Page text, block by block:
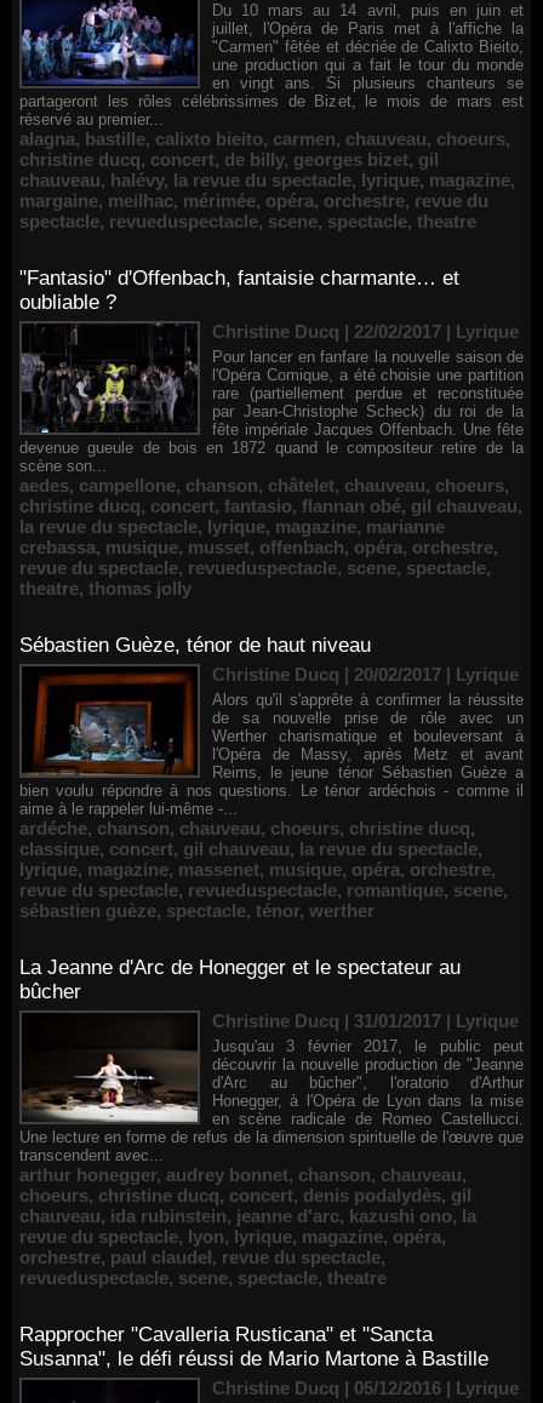
Du 10 mars au 14 avril, puis en juin et
juillet, l'Opéra de Paris met à l'affiche la
"Carmen" fêtée et décriée de Calixto Bieito,
une production qui a fait le tour du monde
en vingt ans. Si plusieurs chanteurs se
partageront les rôles célébrissimes de Bizet, le mois de mars est
réservé au premier...
alagna, bastille, calixto bieito, carmen, chauveau, choeurs,
christine ducq, concert, de billy, georges bizet, gil
chauveau, halévy, la revue du spectacle, lyrique, magazine,
margaine, meilhac, mérimée, opéra, orchestre, revue du
spectacle, revueduspectacle, scene, spectacle, theatre
"Fantasio" d'Offenbach, fantaisie charmante… et
oubliable ?
Christine Ducq | 22/02/2017 | Lyrique
Pour lancer en fanfare la nouvelle saison de
l'Opéra Comique, a été choisie une partition
rare (partiellement perdue et reconstituée
par Jean-Christophe Scheck) du roi de la
fête impériale Jacques Offenbach. Une fête
devenue gueule de bois en 1872 quand le compositeur retire de la
scène son...
aedes, campellone, chanson, châtelet, chauveau, choeurs,
christine ducq, concert, fantasio, flannan obé, gil chauveau,
la revue du spectacle, lyrique, magazine, marianne
crebassa, musique, musset, offenbach, opéra, orchestre,
revue du spectacle, revueduspectacle, scene, spectacle,
theatre, thomas jolly
Sébastien Guèze, ténor de haut niveau
Christine Ducq | 20/02/2017 | Lyrique
Alors qu'il s'apprête à confirmer la réussite
de sa nouvelle prise de rôle avec un
Werther charismatique et bouleversant à
l'Opéra de Massy, après Metz et avant
Reims, le jeune ténor Sébastien Guèze a
bien voulu répondre à nos questions. Le ténor ardéchois - comme il
aime à le rappeler lui-même -...
ardéche, chanson, chauveau, choeurs, christine ducq,
classique, concert, gil chauveau, la revue du spectacle,
lyrique, magazine, massenet, musique, opéra, orchestre,
revue du spectacle, revueduspectacle, romantique, scene,
sébastien guèze, spectacle, ténor, werther
La Jeanne d'Arc de Honegger et le spectateur au
bûcher
Christine Ducq | 31/01/2017 | Lyrique
Jusqu'au 3 février 2017, le public peut
découvrir la nouvelle production de "Jeanne
d'Arc au bûcher", l'oratorio d'Arthur
Honegger, à l'Opéra de Lyon dans la mise
en scène radicale de Romeo Castellucci.
Une lecture en forme de refus de la dimension spirituelle de l'œuvre que
transcendent avec...
arthur honegger, audrey bonnet, chanson, chauveau,
choeurs, christine ducq, concert, denis podalydès, gil
chauveau, ida rubinstein, jeanne d'arc, kazushi ono, la
revue du spectacle, lyon, lyrique, magazine, opéra,
orchestre, paul claudel, revue du spectacle,
revueduspectacle, scene, spectacle, theatre
Rapprocher "Cavalleria Rusticana" et "Sancta
Susanna", le défi réussi de Mario Martone à Bastille
Christine Ducq | 05/12/2016 | Lyrique